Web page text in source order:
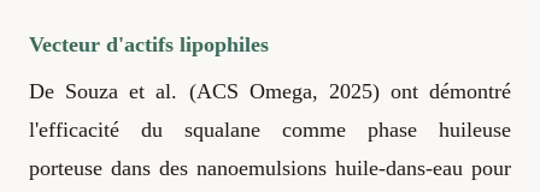
Vecteur d'actifs lipophiles
De Souza et al. (ACS Omega, 2025) ont démontré
l'efficacité du squalane comme phase huileuse
porteuse dans des nanoemulsions huile-dans-eau pour